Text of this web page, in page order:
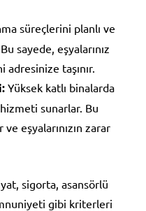
süreçlerini planlı ve
sayede, eşyalarınız
taşınır.
Yüksek katlı binalarda
sunarlar. Bu
eşyalarınızın zarar
sigorta, asansörlü
gibi kriterleri